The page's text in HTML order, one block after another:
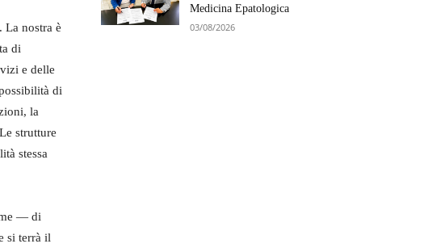
nostra è
di
e delle
di
la
strutture
stessa
— di
si terrà il
Medicina Epatologica
03/08/2026